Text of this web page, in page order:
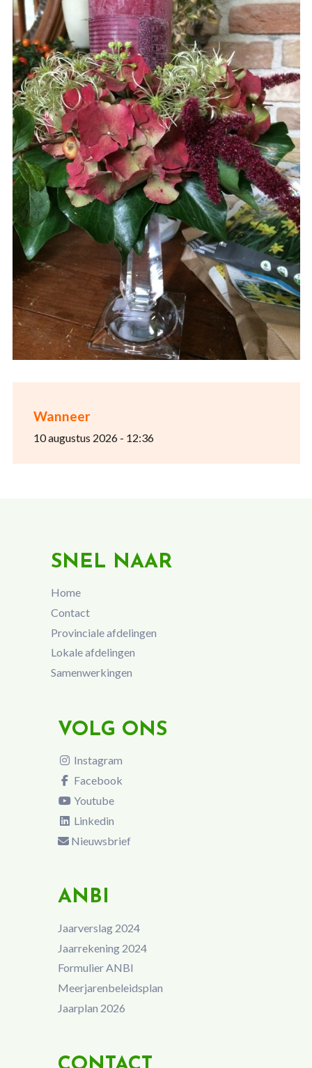
Wanneer
10 augustus 2026 - 12:36
SNEL NAAR
Home
Contact
Provinciale afdelingen
Lokale afdelingen
Samenwerkingen
VOLG ONS
Instagram
Facebook
Youtube
Linkedin
Nieuwsbrief
ANBI
Jaarverslag 2024
Jaarrekening 2024
Formulier ANBI
Meerjarenbeleidsplan
Jaarplan 2026